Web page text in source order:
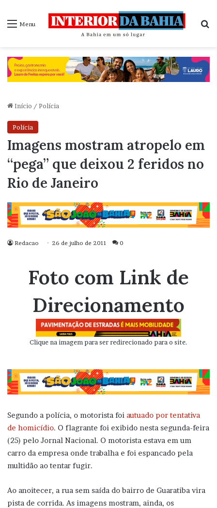
Menu
Início / Polícia
Polícia
Imagens mostram atropelo em
“pega” que deixou 2 feridos no
Rio de Janeiro
Redacao 26 de julho de 2011 0
Foto com Link de
Direcionamento
Clique na imagem para ser redirecionado para o site.
Segundo a polícia, o motorista foi autuado por tentativa
de homicídio. O flagrante foi exibido nesta segunda-feira
(25) pelo Jornal Nacional. O motorista estava em um
carro da empresa onde trabalha e foi espancado pela
multidão ao tentar fugir.
Ao anoitecer, a rua sem saída do bairro de Guaratiba vira
pista de corrida. As imagens mostram, ainda, os